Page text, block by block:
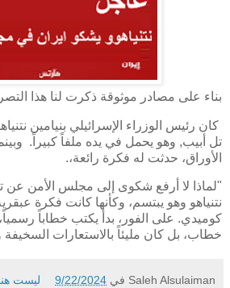
بناء على مصادر موثوقة ذكرت لنا هذا
كان رئيس الوزراء الإسرائيلي بنيامين
تل أبيب, وهو يحمل في يده ملفاً كبيراً.
الأوراق، حدثت له فكرة رائعة،.
"لماذا لا أرفع شكوى إلى مجلس الأمن عن
نتنياهو وهو يبتسم، وكأنها كانت فكرة
كوميدي. على الفور، بدأ يكتب خطاباً
خطاب، بل كان مليئاً بالاستعارات السخيفة
Saleh Alsulaiman في 9/22/2024 ليست